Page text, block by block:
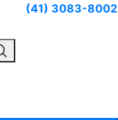
(41) 3083-8002